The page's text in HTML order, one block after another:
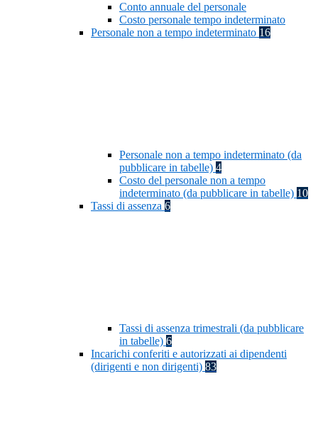
Conto annuale del personale
Costo personale tempo indeterminato
Personale non a tempo indeterminato 16
Personale non a tempo indeterminato (da
pubblicare in tabelle) 4
Costo del personale non a tempo
indeterminato (da pubblicare in tabelle) 10
Tassi di assenza 6
Tassi di assenza trimestrali (da pubblicare
in tabelle) 6
Incarichi conferiti e autorizzati ai dipendenti
(dirigenti e non dirigenti) 83